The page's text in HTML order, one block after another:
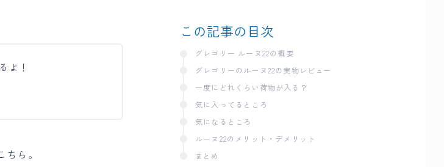
よ！
ちら。
この記事の目次
グレゴリー ルーヌ22の概要
グレゴリーのルーヌ22の実物レビュー
一度にどれくらい荷物が入る？
気に入ってるところ
気になるところ
ルーヌ22のメリット・デメリット
まとめ